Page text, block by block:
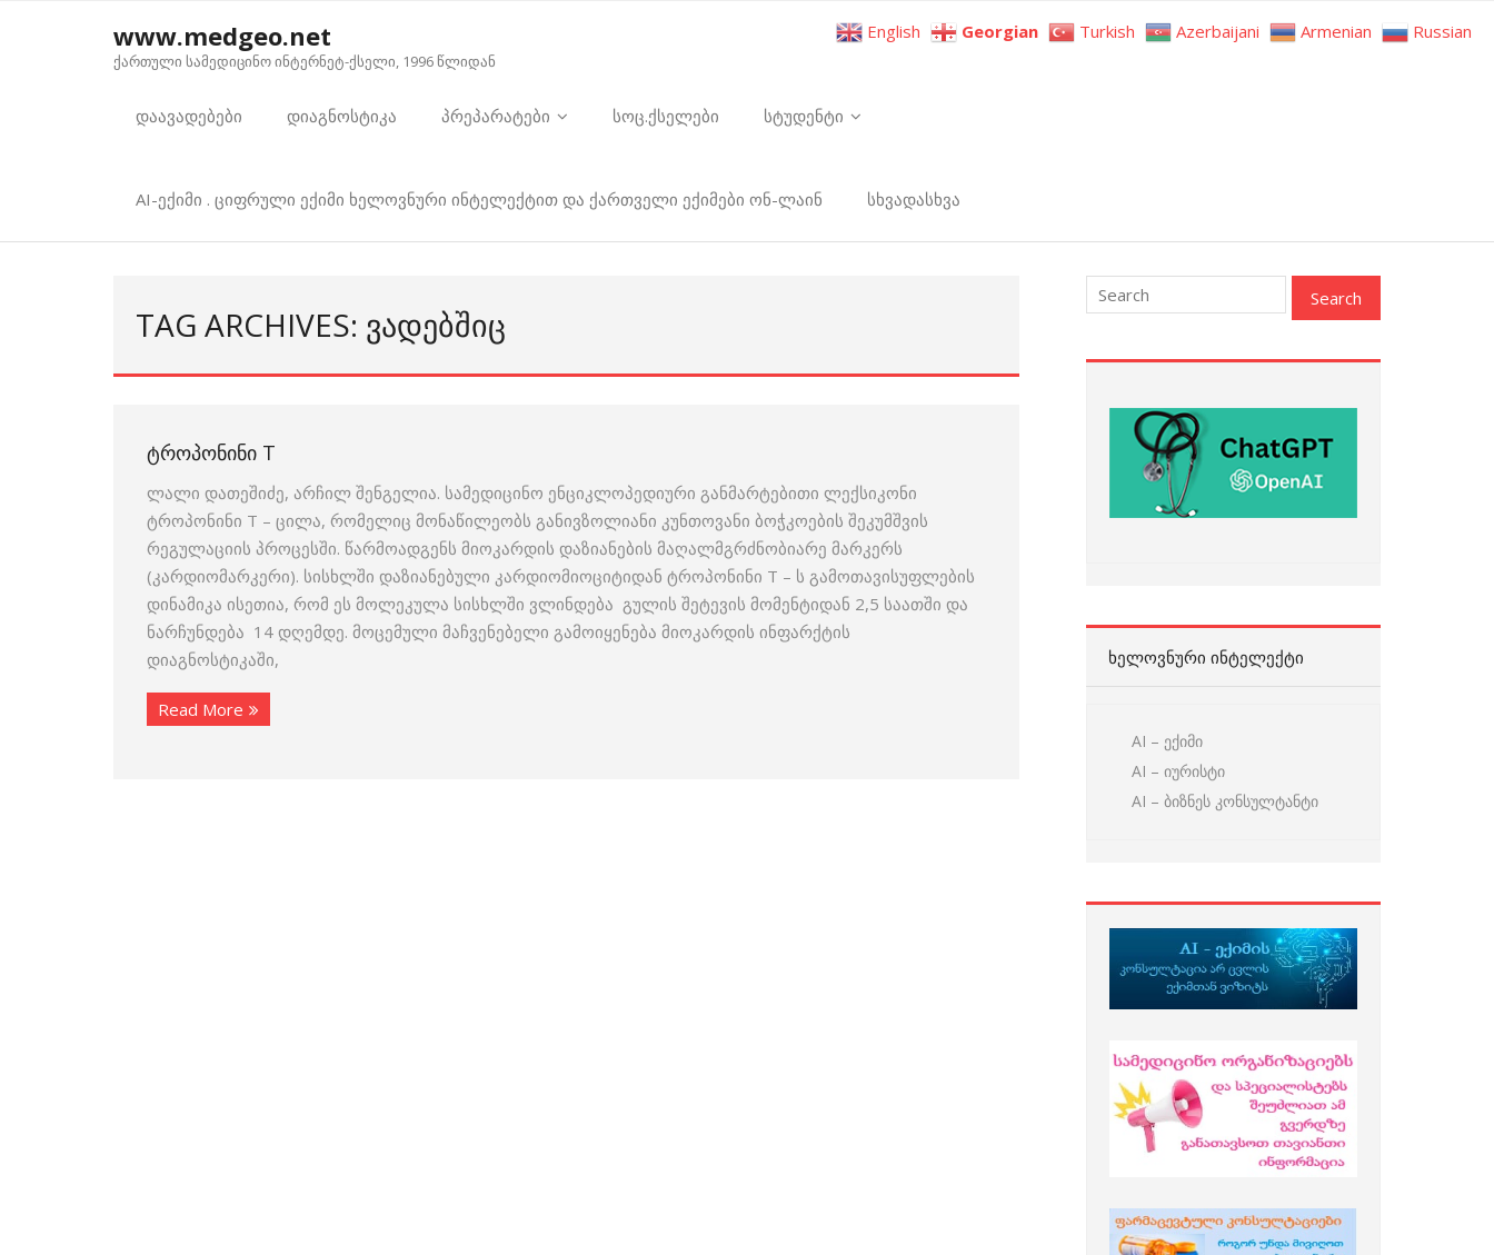
www.medgeo.net
ქართული სამედიცინო ინტერნეტ-ქსელი, 1996 წლიდან
დაავადებები დიაგნოსტიკა პრეპარატები სოც.ქსელები სტუდენტი
AI-ექიმი . ციფრული ექიმი ხელოვნური ინტელექტით და ქართველი ექიმები ონ-ლაინ სხვადასხვა
TAG ARCHIVES: ᲕᲐᲓᲔᲑᲨᲘᲪ
ᲢᲠᲝᲞᲝᲜᲘᲜᲘ Т
ლალი დათეშიძე, არჩილ შენგელია. სამედიცინო ენციკლოპედიური განმარტებითი ლექსიკონი
ტროპონინი Т – ცილა, რომელიც მონაწილეობს განივზოლიანი კუნთოვანი ბოჭკოების შეკუმშვის
რეგულაციის პროცესში. წარმოადგენს მიოკარდის დაზიანების მაღალმგრძნობიარე მარკერს
(კარდიომარკერი). სისხლში დაზიანებული კარდიომიოციტიდან ტროპონინი Т – ს გამოთავისუფლების
დინამიკა ისეთია, რომ ეს მოლეკულა სისხლში ვლინდება გულის შეტევის მომენტიდან 2,5 საათში და
ნარჩუნდება 14 დღემდე. მოცემული მაჩვენებელი გამოიყენება მიოკარდის ინფარქტის
დიაგნოსტიკაში,
Read More
ᲮᲔᲚᲝᲕᲜᲣᲠᲘ ᲘᲜᲢᲔᲚᲔᲥᲢᲘ
AI – ექიმი
AI – იურისტი
AI – ბიზნეს კონსულტანტი
English Georgian Turkish Azerbaijani Armenian Russian